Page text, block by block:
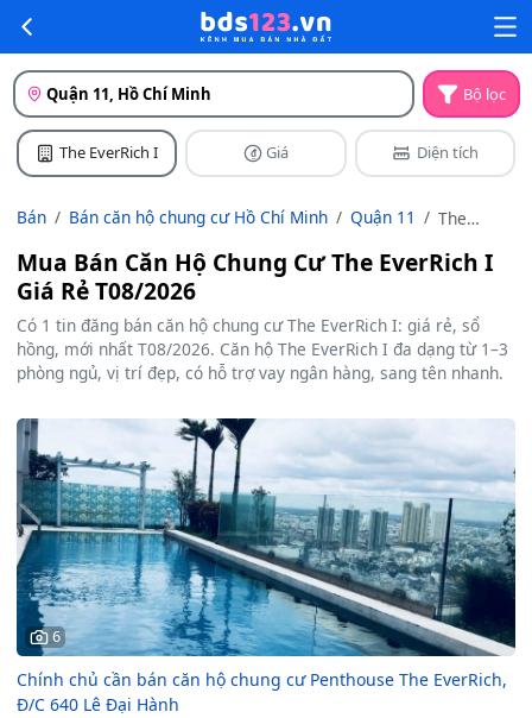
Quận 11, Hồ Chí Minh Bộ lọc
The EverRich I Giá Diện tích
Bán Bán căn hộ chung cư Hồ Chí Minh Quận 11
The
Mua Bán Căn Hộ Chung Cư The EverRich I
Giá Rẻ T08/2026
Có 1 tin đăng bán căn hộ chung cư The EverRich I: giá rẻ, sổ
hồng, mới nhất T08/2026. Căn hộ The EverRich I đa dạng từ 1–3
phòng ngủ, vị trí đẹp, có hỗ trợ vay ngân hàng, sang tên nhanh.
6
Chính chủ cần bán căn hộ chung cư Penthouse The EverRich,
Đ/C 640 Lê Đại Hành